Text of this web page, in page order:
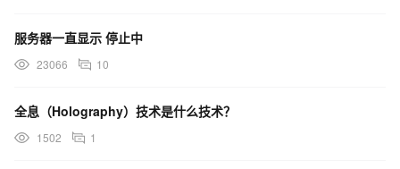
服务器一直显示 停止中
23066 10
全息（Holography）技术是什么技术？
1502 1